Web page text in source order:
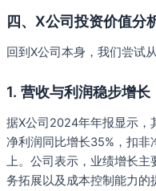
四、X公司投资价值分
回到X公司本身，我们尝试
1. 营收与利润稳步增长
据X公司2024年年报显示，
净利润同比增长35%，扣非
上。公司表示，业绩增长主
务拓展以及成本控制能力的